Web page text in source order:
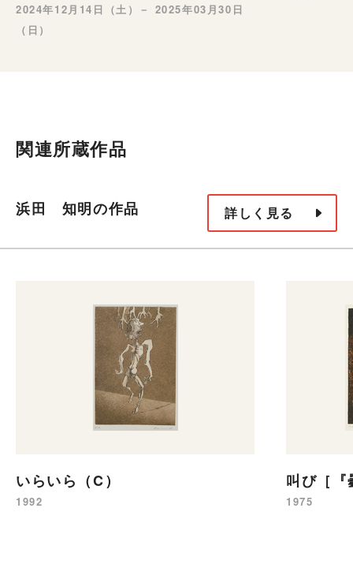
2024年12月14日（土）－ 2025年03月30日
（日）
関連所蔵作品
浜田 知明の作品 詳しく見る
いらいら（C）
1992
叫び［
1975